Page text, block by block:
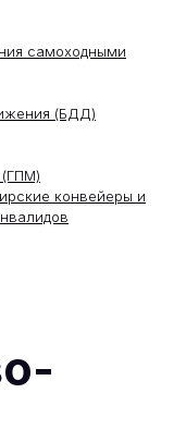
самоходными
(БДД)
конвейеры и